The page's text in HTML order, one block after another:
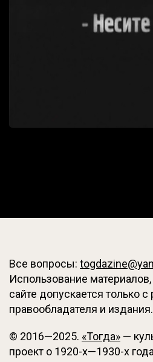
Все вопросы:
Использование
сайте допускается только
правообладателя и издания.
© 2016—2025. «Тогда» —
проект о 1920-х—1930-х